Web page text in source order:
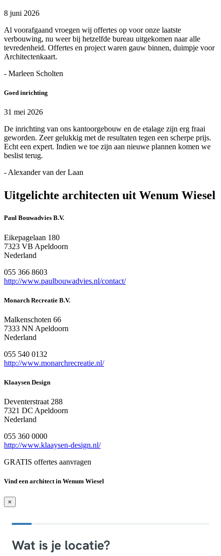
8 juni 2026
Al voorafgaand vroegen wij offertes op voor onze laatste
verbouwing, nu weer bij hetzelfde bureau uitgekomen naar alle
tevredenheid. Offertes en project waren gauw binnen, duimpje voor
Architectenkaart.
- Marleen Scholten
Goed inrichting
31 mei 2026
De inrichting van ons kantoorgebouw en de etalage zijn erg fraai
geworden. Zeer gelukkig met de resultaten tegen een scherpe prijs.
Echt een expert. Indien we toe zijn aan nieuwe plannen komen we
beslist terug.
- Alexander van der Laan
Uitgelichte architecten uit Wenum Wiesel
Paul Bouwadvies B.V.
Eikepagelaan 180
7323 VB Apeldoorn
Nederland
055 366 8603
http://www.paulbouwadvies.nl/contact/
Monarch Recreatie B.V.
Malkenschoten 66
7333 NN Apeldoorn
Nederland
055 540 0132
http://www.monarchrecreatie.nl/
Klaaysen Design
Deventerstraat 288
7321 DC Apeldoorn
Nederland
055 360 0000
http://www.klaaysen-design.nl/
GRATIS offertes aanvragen
Vind een architect in Wenum Wiesel
×